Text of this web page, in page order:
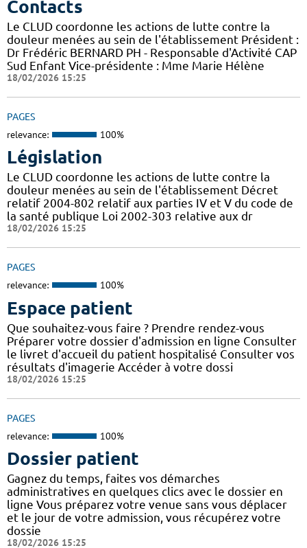
Contacts
Le CLUD coordonne les actions de lutte contre la
douleur menées au sein de l'établissement Président :
Dr Frédéric BERNARD PH - Responsable d'Activité CAP
Sud Enfant Vice-présidente : Mme Marie Hélène
18/02/2026 15:25
PAGES
relevance: 100%
Législation
Le CLUD coordonne les actions de lutte contre la
douleur menées au sein de l'établissement Décret
relatif 2004-802 relatif aux parties IV et V du code de
la santé publique Loi 2002-303 relative aux dr
18/02/2026 15:25
PAGES
relevance: 100%
Espace patient
Que souhaitez-vous faire ? Prendre rendez-vous
Préparer votre dossier d'admission en ligne Consulter
le livret d'accueil du patient hospitalisé Consulter vos
résultats d'imagerie Accéder à votre dossi
18/02/2026 15:25
PAGES
relevance: 100%
Dossier patient
Gagnez du temps, faites vos démarches
administratives en quelques clics avec le dossier en
ligne Vous préparez votre venue sans vous déplacer
et le jour de votre admission, vous récupérez votre
dossie
18/02/2026 15:25